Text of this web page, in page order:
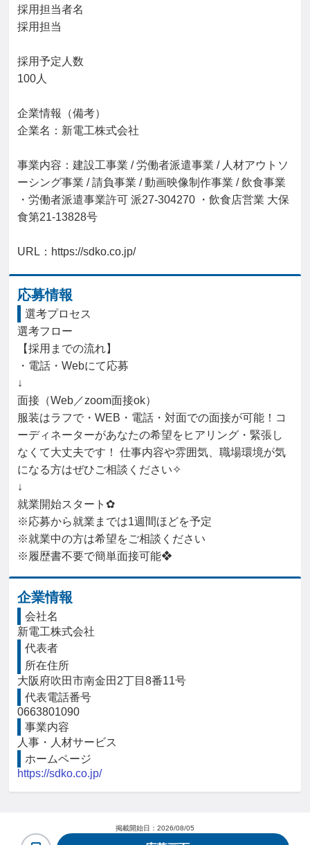
採用担当者名
採用担当
採用予定人数
100人
企業情報（備考）
企業名：新電工株式会社
事業内容：建設工事業 / 労働者派遣事業 / 人材アウトソ
ーシング事業 / 請負事業 / 動画映像制作事業 / 飲食事業
・労働者派遣事業許可 派27-304270 ・飲食店営業 大保
食第21-13828号
URL：https://sdko.co.jp/
応募情報
選考プロセス
選考フロー
【採用までの流れ】
・電話・Webにて応募
↓
面接（Web／zoom面接ok）
服装はラフで・WEB・電話・対面での面接が可能！コ
ーディネーターがあなたの希望をヒアリング・緊張し
なくて大丈夫です！ 仕事内容や雰囲気、職場環境が気
になる方はぜひご相談ください✧
↓
就業開始スタート✿
※応募から就業までは1週間ほどを予定
※就業中の方は希望をご相談ください
※履歴書不要で簡単面接可能❖
企業情報
会社名
新電工株式会社
代表者
所在住所
大阪府吹田市南金田2丁目8番11号
代表電話番号
0663801090
事業内容
人事・人材サービス
ホームページ
https://sdko.co.jp/
掲載開始日： 2026/08/05